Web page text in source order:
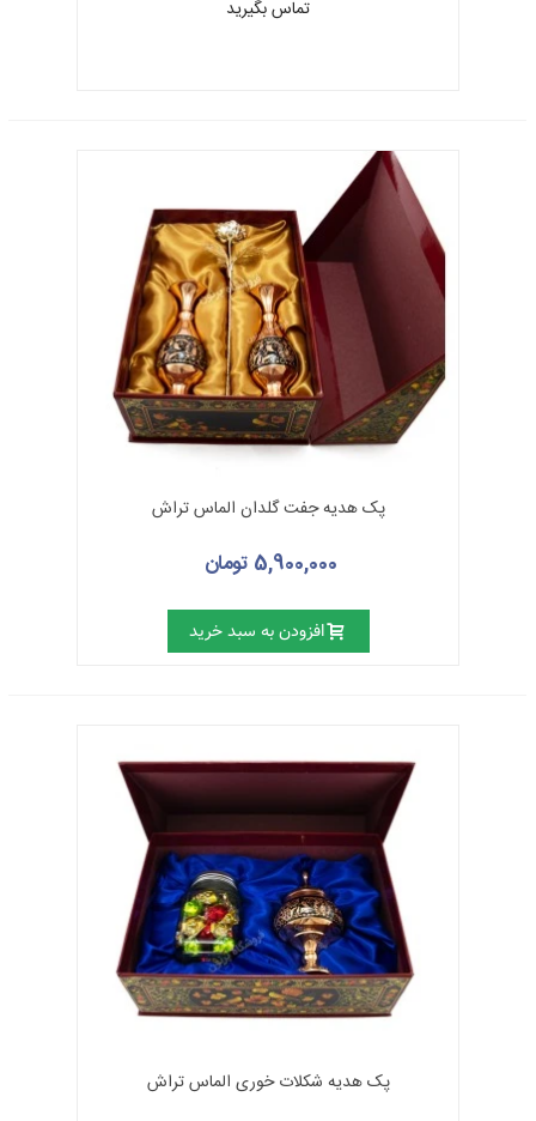
تماس بگیرید
پک هدیه جفت گلدان الماس تراش
5,900,000 تومان
افزودن به سبد خرید
پک هدیه شکلات خوری الماس تراش